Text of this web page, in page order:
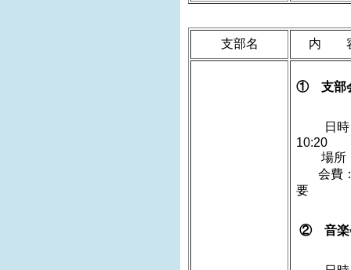
支部名 内
① 支部
日
場所
会費
② 音楽